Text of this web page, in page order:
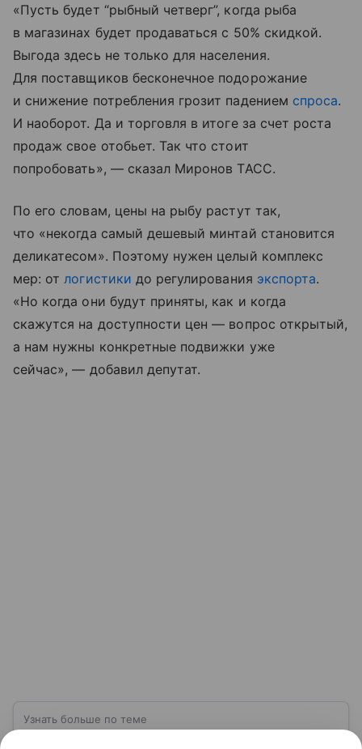
«Пусть будет “рыбный четверг”, когда рыба
в магазинах будет продаваться с 50% скидкой.
Выгода здесь не только для населения.
Для поставщиков бесконечное подорожание
и снижение потребления грозит падением спроса.
И наоборот. Да и торговля в итоге за счет роста
продаж свое отобьет. Так что стоит
попробовать», — сказал Миронов ТАСС.
По его словам, цены на рыбу растут так,
что «некогда самый дешевый минтай становится
деликатесом». Поэтому нужен целый комплекс
мер: от логистики до регулирования экспорта.
«Но когда они будут приняты, как и когда
скажутся на доступности цен — вопрос открытый,
а нам нужны конкретные подвижки уже
сейчас», — добавил депутат.
Узнать больше по теме